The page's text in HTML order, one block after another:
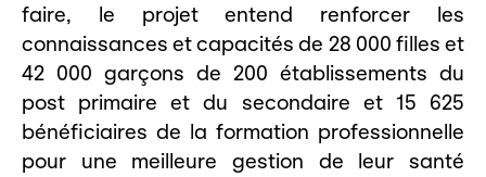
faire, le projet entend renforcer les
connaissances et capacités de 28 000 filles et
42 000 garçons de 200 établissements du
post primaire et du secondaire et 15 625
bénéficiaires de la formation professionnelle
pour une meilleure gestion de leur santé